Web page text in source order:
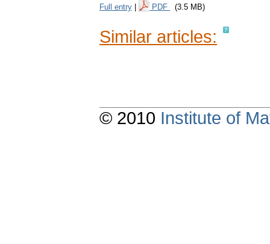
Full entry PDF (3.5 MB)
Similar articles:
© 2010 Institute of